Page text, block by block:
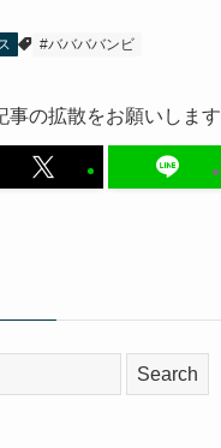
#ババババンビ
事の拡散をお願いします